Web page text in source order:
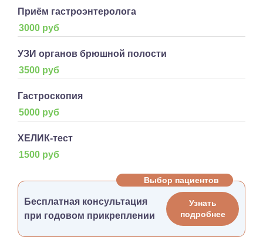
Приём гастроэнтеролога
3000 руб
УЗИ органов брюшной полости
3500 руб
Гастроскопия
5000 руб
ХЕЛИК-тест
1500 руб
Выбор пациентов
Бесплатная консультация
при годовом прикреплении
Узнать
подробнее